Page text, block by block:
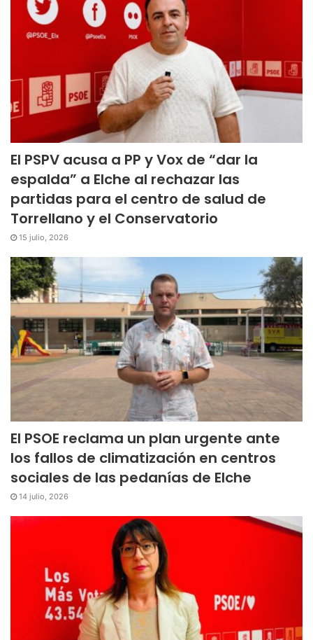
El PSPV acusa a PP y Vox de “dar la
espalda” a Elche al rechazar las
partidas para el centro de salud de
Torrellano y el Conservatorio
15 julio, 2026
El PSOE reclama un plan urgente ante
los fallos de climatización en centros
sociales de las pedanías de Elche
14 julio, 2026